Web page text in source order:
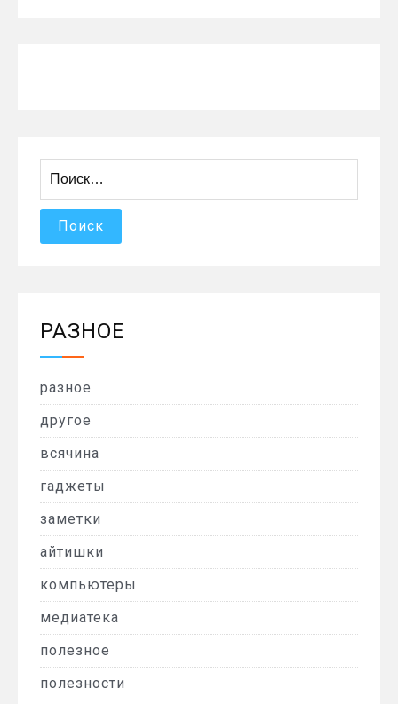
РАЗНОЕ
разное
другое
всячина
гаджеты
заметки
айтишки
компьютеры
медиатека
полезное
полезности